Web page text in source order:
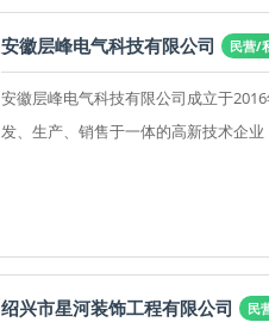
安徽层峰电气科技有限公司 民营/
安徽层峰电气科技有限公司成立于
发、生产、销售于一体的高新技术企
绍兴市星河装饰工程有限公司 民